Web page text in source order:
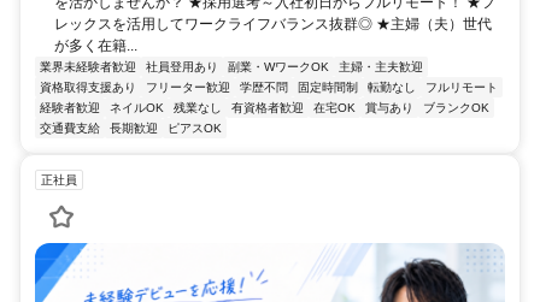
レックスを活用してワークライフバランス抜群◎ ★主婦（夫）世代
が多く在籍...
業界未経験者歓迎 社員登用あり 副業・WワークOK
主婦・主夫歓迎
資格取得支援あり
フリーター歓迎 学歴不問 固定時間制 転勤なし
フルリモート
経験者歓迎
ネイルOK 残業なし 有資格者歓迎 在宅OK 賞与あり
ブランクOK
交通費支給
長期歓迎 ピアスOK
正社員